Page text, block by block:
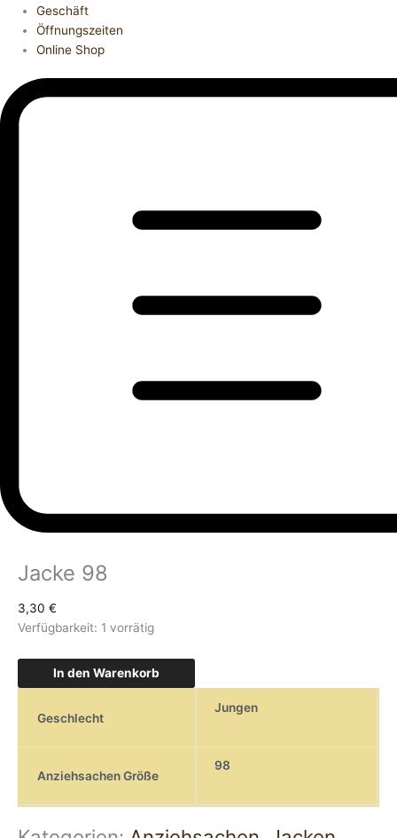
Geschäft
Öffnungszeiten
Online Shop
Jacke 98
3,30 €
Verfügbarkeit: 1 vorrätig
In den Warenkorb
Geschlecht
Jungen
Anziehsachen Größe
98